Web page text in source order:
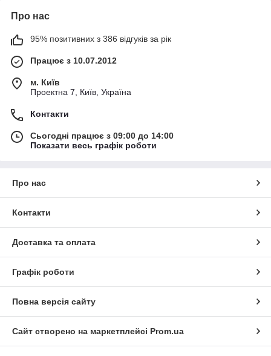
Про нас
95% позитивних з 386 відгуків за рік
Працює з 10.07.2012
м. Київ
Проектна 7, Київ, Україна
Контакти
Сьогодні працює з 09:00 до 14:00
Показати весь графік роботи
Про нас
Контакти
Доставка та оплата
Графік роботи
Повна версія сайту
Сайт створено на маркетплейсі Prom.ua